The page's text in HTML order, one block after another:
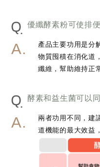
Q
優纖酵素粉可使排
產品主要功用是分
物質囤積在消化道
纖維，幫助維持正
Q
酵素和益生菌可以
兩者功用不同，建
道機能的最大效益